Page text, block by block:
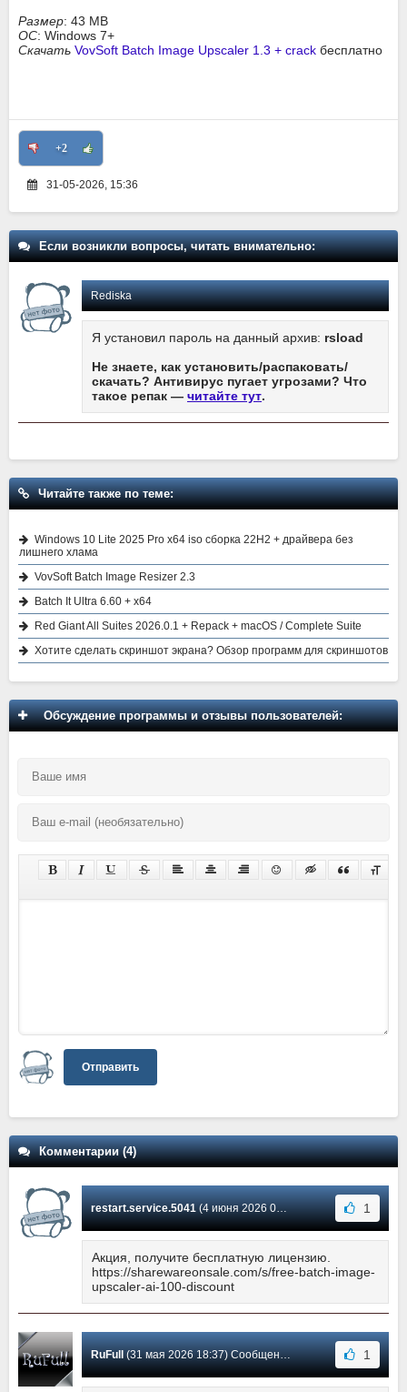
Размер: 43 MB
ОС: Windows 7+
Скачать VovSoft Batch Image Upscaler 1.3 + crack бесплатно
+2
31-05-2026, 15:36
Если возникли вопросы, читать внимательно:
Rediska
Я установил пароль на данный архив: rsload
Не знаете, как установить/распаковать/
скачать? Антивирус пугает угрозами? Что
такое репак — читайте тут.
Читайте также по теме:
Windows 10 Lite 2025 Pro x64 iso сборка 22H2 + драйвера без
лишнего хлама
VovSoft Batch Image Resizer 2.3
Batch It Ultra 6.60 + x64
Red Giant All Suites 2026.0.1 + Repack + macOS / Complete Suite
Хотите сделать скриншот экрана? Обзор программ для скриншотов
Обсуждение программы и отзывы пользователей:
Отправить
Комментарии (4)
restart.service.5041(4 июня 2026 05:17) Сообщение #4 1
Акция, получите бесплатную лицензию.
https://sharewareonsale.com/s/free-batch-image-
upscaler-ai-100-discount
RuFull(31 мая 2026 18:37) Сообщение #3 1